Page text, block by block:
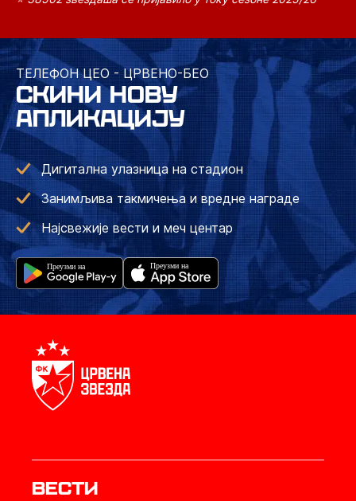
ТЕЛЕФОН ЦЕО - ЦРВЕНО-БЕО
СКИНИ НОВУ
АПЛИКАЦИЈУ
Дигитална улазница на стадион
Занимљива такмичења и вредне награде
Најсвежије вести и меч центар
Вести